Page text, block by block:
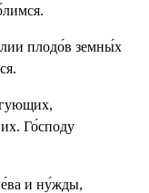
плодо́в земны́х
Го́споду
и ну́жды,